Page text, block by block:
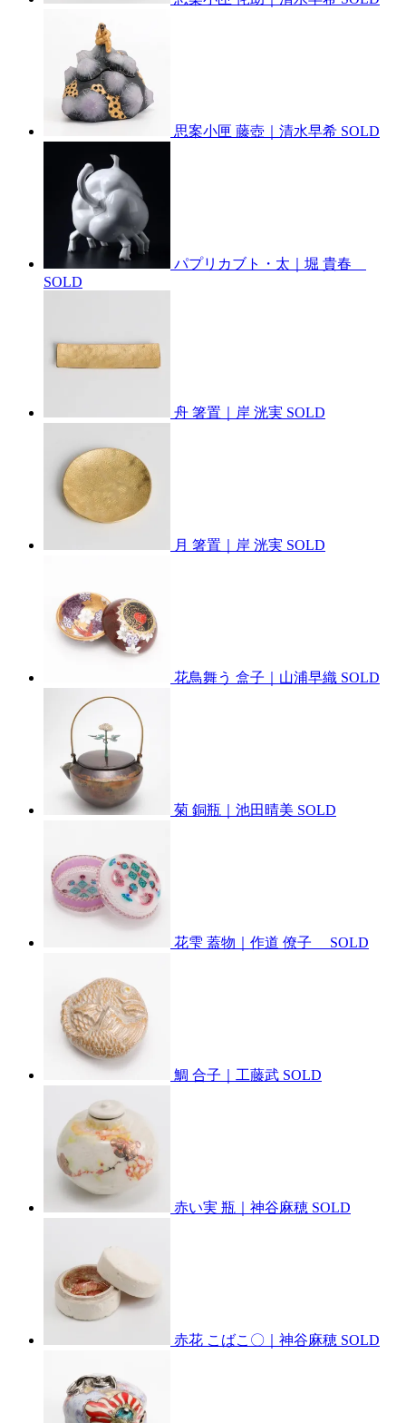
思案小匣 藤壺｜清水早希 SOLD
パプリカブト・太｜堀 貴春
SOLD
舟 箸置｜岸 洸実 SOLD
月 箸置｜岸 洸実 SOLD
花鳥舞う 盒子｜山浦早織 SOLD
菊 銅瓶｜池田晴美 SOLD
花雫 蓋物｜作道 僚子 SOLD
鯛 合子｜工藤武 SOLD
赤い実 瓶｜神谷麻穂 SOLD
赤花 こばこ〇｜神谷麻穂 SOLD